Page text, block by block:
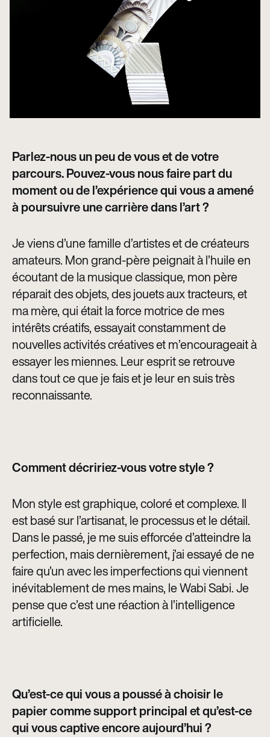
Parlez-nous un peu de vous et de votre
parcours. Pouvez-vous nous faire part du
moment ou de l’expérience qui vous a amené
à poursuivre une carrière dans l’art ?
Je viens d’une famille d’artistes et de créateurs
amateurs. Mon grand-père peignait à l’huile en
écoutant de la musique classique, mon père
réparait des objets, des jouets aux tracteurs, et
ma mère, qui était la force motrice de mes
intérêts créatifs, essayait constamment de
nouvelles activités créatives et m’encourageait à
essayer les miennes. Leur esprit se retrouve
dans tout ce que je fais et je leur en suis très
reconnaissante.
Comment décririez-vous votre style ?
Mon style est graphique, coloré et complexe. Il
est basé sur l’artisanat, le processus et le détail.
Dans le passé, je me suis efforcée d’atteindre la
perfection, mais dernièrement, j’ai essayé de ne
faire qu’un avec les imperfections qui viennent
inévitablement de mes mains, le Wabi Sabi. Je
pense que c’est une réaction à l’intelligence
artificielle.
Qu’est-ce qui vous a poussé à choisir le
papier comme support principal et qu’est-ce
qui vous captive encore aujourd’hui ?